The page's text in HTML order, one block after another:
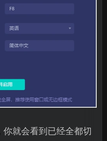
就会看到已经全都切